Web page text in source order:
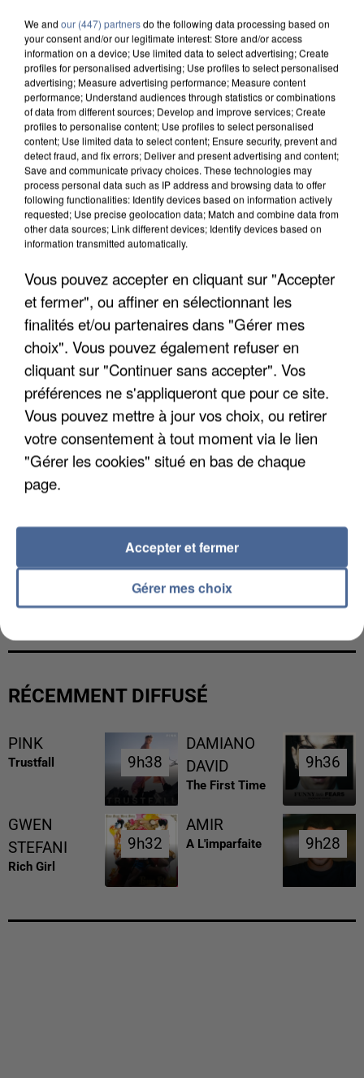
L’UN DES FONDATEURS SUPPOSÉS DE LA DZ
MAFIA INTERPELLÉ EN ALGÉRIE
UN SECOND CADRE DE LA DZ MAFIA
INTERPELLÉ EN ALGÉRIE
RÉCEMMENT DIFFUSÉ
PINK
Trustfall 9h38
9h38
DAMIANO
DAVID
The First Time
9h36
9h36
GWEN
STEFANI
Rich Girl
9h32
9h32
AMIR
A L'imparfaite 9h28
9h28
We and our (447) partnersdo the following data processing based on
your consent and/or our legitimate interest: Store and/or access
information on a device; Use limited data to select advertising; Create
profiles for personalised advertising; Use profiles to select personalised
advertising; Measure advertising performance; Measure content
performance; Understand audiences through statistics or combinations
of data from different sources; Develop and improve services; Create
profiles to personalise content; Use profiles to select personalised
content; Use limited data to select content; Ensure security, prevent and
detect fraud, and fix errors; Deliver and present advertising and content;
Save and communicate privacy choices. These technologies may
process personal data such as IP address and browsing data to offer
following functionalities: Identify devices based on information actively
requested; Use precise geolocation data; Match and combine data from
other data sources; Link different devices; Identify devices based on
information transmitted automatically.
Vous pouvez accepter en cliquant sur "Accepter
et fermer", ou affiner en sélectionnant les
finalités et/ou partenaires dans "Gérer mes
choix". Vous pouvez également refuser en
cliquant sur "Continuer sans accepter". Vos
préférences ne s'appliqueront que pour ce site.
Vous pouvez mettre à jour vos choix, ou retirer
votre consentement à tout moment via le lien
"Gérer les cookies" situé en bas de chaque
page.
Gérer mes choix
Accepter et fermer